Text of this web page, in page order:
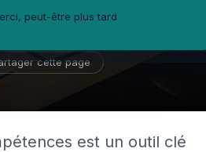
cette page
est un outil clé
peut-être plus tard